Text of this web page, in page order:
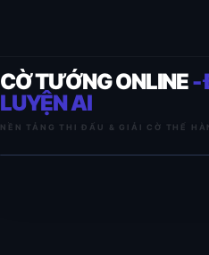
CỜ TƯỚNG ONLINE-
LUYỆN AI
NỀN TẢNG THI ĐẤU & GIẢI CỜ THẾ